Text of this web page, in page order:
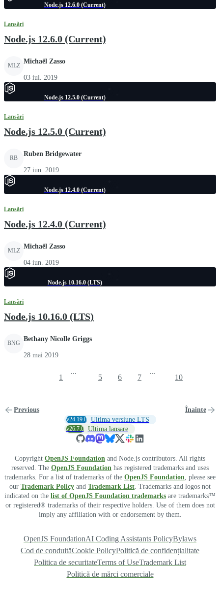
Node.js 12.6.0 (Current)
Lansări
Node.js 12.6.0 (Current)
MLZ
Michaël Zasso
03 iul. 2019
Node.js 12.5.0 (Current)
Lansări
Node.js 12.5.0 (Current)
RB
Ruben Bridgewater
27 iun. 2019
Node.js 12.4.0 (Current)
Lansări
Node.js 12.4.0 (Current)
MLZ
Michaël Zasso
04 iun. 2019
Node.js 10.16.0 (LTS)
Lansări
Node.js 10.16.0 (LTS)
BNG
Bethany Nicolle Griggs
28 mai 2019
Previous
1
...
5 6 7
...
10
Înainte
v24.19.0 Ultima versiune LTS
v26.7.0 Ultima lansare
Copyright OpenJS Foundation and Node.js contributors. All rights
reserved. The OpenJS Foundation has registered trademarks and uses
trademarks. For a list of trademarks of the OpenJS Foundation , please see
our Trademark Policy and Trademark List . Trademarks and logos not
indicated on the list of OpenJS Foundation trademarks are trademarks™
or registered® trademarks of their respective holders. Use of them does not
imply any affiliation with or endorsement by them.
OpenJS FoundationAI Coding Assistants PolicyBylaws
Cod de conduităCookie PolicyPolitică de confidențialitate
Politica de securitateTerms of UseTrademark List
Politică de mărci comerciale